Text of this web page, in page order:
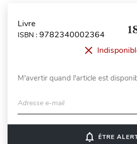
Livre
ISBN : 9782340002364
M'avertir quand l'article est
Adresse e-mail
notifications_none ÊTRE